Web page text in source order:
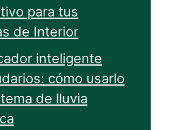
para tus
de Interior
inteligente
cómo usarlo
de lluvia